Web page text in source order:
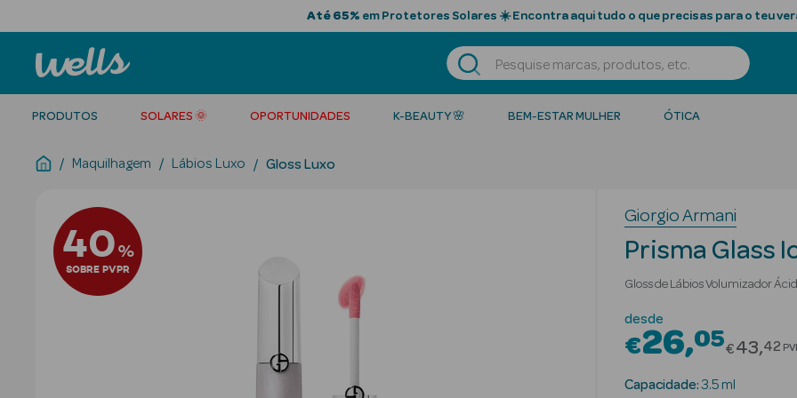
Até 65% em Protetores Solares ☀️ Encontra aqui tudo o que precisas para o teu
PRODUTOS SOLARES 🌞 OPORTUNIDADES K-BEAUTY 🌸 BEM-ESTAR MULHER ÓTICA
Maquilhagem Lábios Luxo Gloss Luxo
40%
SOBRE PVPR
Giorgio Armani
Prisma Glass
Gloss de Lábios Volumizador
desde
€26 05Price
€43 42
Capacidade:3.5 ml